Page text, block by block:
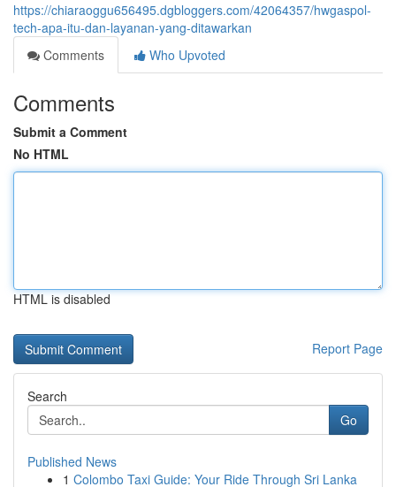
https://chiaraoggu656495.dgbloggers.com/42064357/hwgaspol-
tech-apa-itu-dan-layanan-yang-ditawarkan
Comments
Who Upvoted
Comments
Submit a Comment
No HTML
HTML is disabled
Report Page
Search
Go
Published News
1 Colombo Taxi Guide: Your Ride Through Sri Lanka